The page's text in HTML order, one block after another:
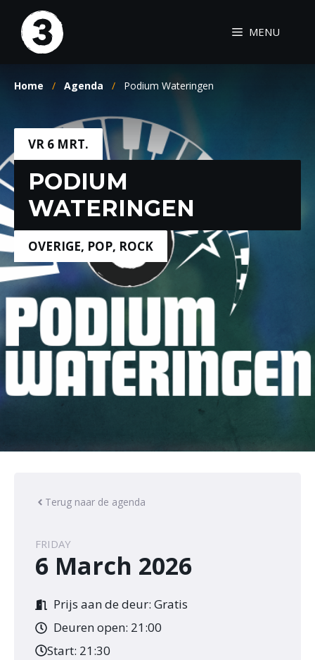
naar
MENU
Home / Agenda / Podium Wateringen
VR 6 MRT.
PODIUM
WATERINGEN
OVERIGE, POP, ROCK
Terug naar de agenda
FRIDAY
6 March 2026
Prijs aan de deur: Gratis
Deuren open: 21:00
Start: 21:30